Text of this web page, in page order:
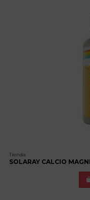
Tienda
SOLARAY CALCIO